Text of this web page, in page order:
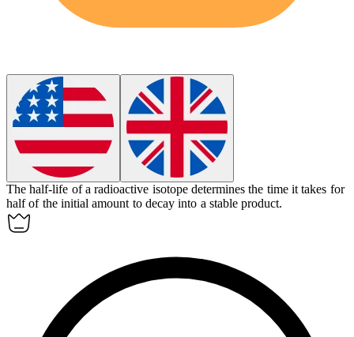
Thehalf-life of a radioactive isotope determines the time it takes for
half of the initial amount to decay into a stable product.